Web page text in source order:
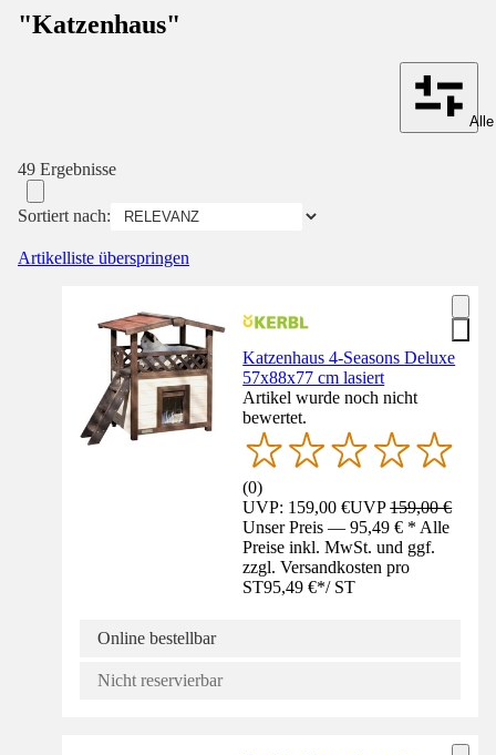
"Katzenhaus"
49 Ergebnisse
Sortiert nach:
Artikelliste überspringen
Katzenhaus 4-Seasons Deluxe
57x88x77 cm lasiert
Artikel wurde noch nicht
bewertet.
(0)
UVP: 159,00 €UVP159,00 €
Unser Preis — 95,49 € * Alle
Preise inkl. MwSt. und ggf.
zzgl. Versandkosten pro
ST95,49 €*/ ST
Online bestellbar
Nicht reservierbar